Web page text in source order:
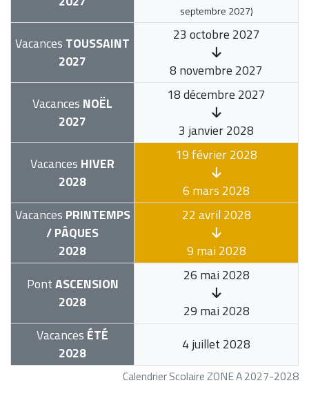
Calendrier Scolaire ZONE A 2027-2028
septembre 2027)
Vacances TOUSSAINT
2027
23 octobre 2027
8 novembre 2027
Vacances NOËL
2027
18 décembre 2027
3 janvier 2028
Vacances HIVER
2028
19 février 2028
6 mars 2028
Vacances PRINTEMPS
/ PÂQUES
2028
22 avril 2028
9 mai 2028
PontASCENSION
2028
26 mai 2028
29 mai 2028
Vacances ÉTÉ
2028
4 juillet 2028